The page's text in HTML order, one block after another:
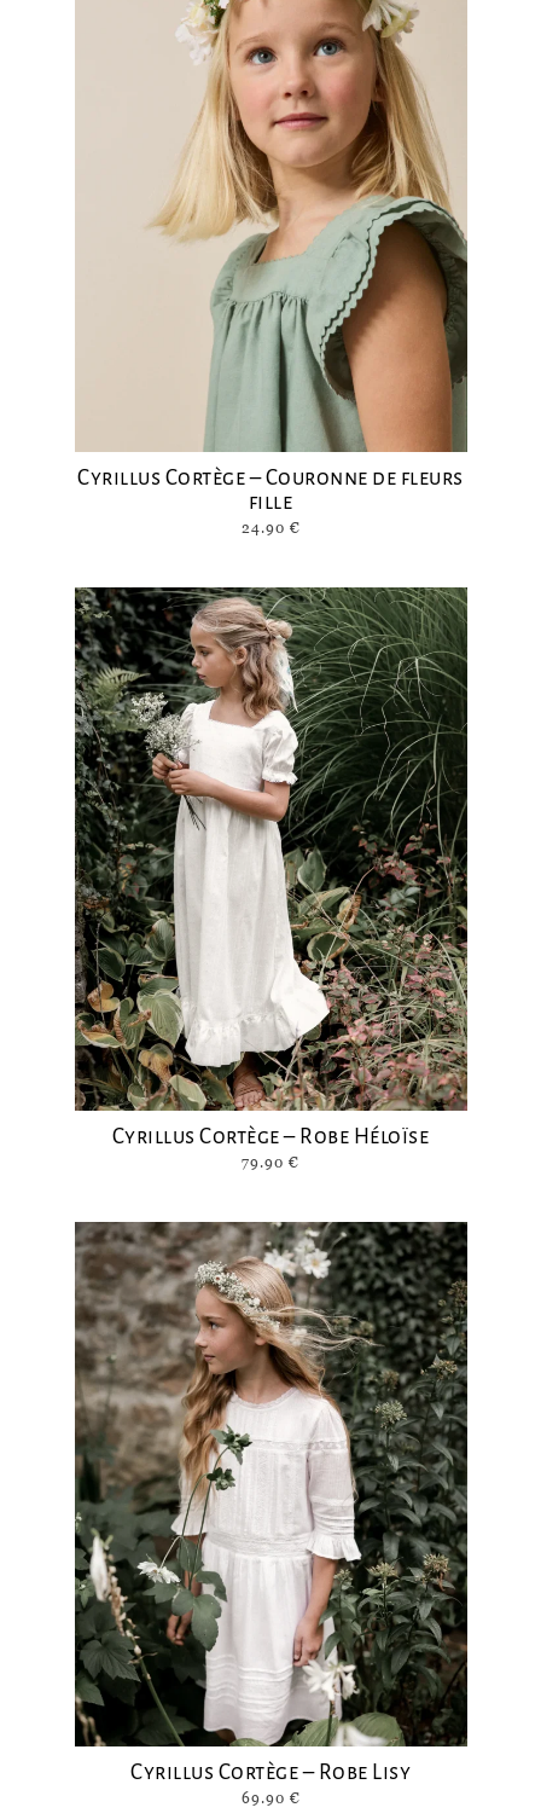
Cyrillus Cortège – Couronne de fleurs
fille
24.90 €
Cyrillus Cortège – Robe Héloïse
79.90 €
Cyrillus Cortège – Robe Lisy
69.90 €